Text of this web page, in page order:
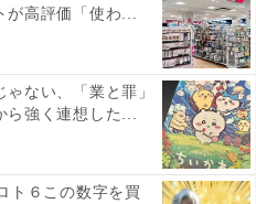
す
で、外出先でも充電を気
高評価「使わ...
ない、「業と罪」
強く連想した...
ト６この数字を買